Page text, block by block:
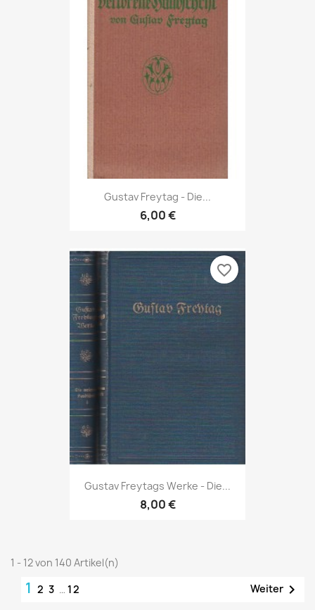
Gustav Freytag - Die...
6,00 €
Gustav Freytags Werke - Die...
8,00 €
favorite_border
1 - 12 von 140 Artikel(n)
1 2 3 … 12 Weiter 